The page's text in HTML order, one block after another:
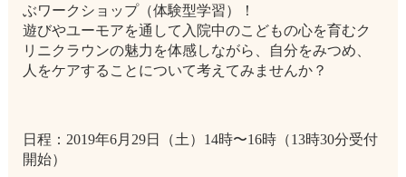
ぶワークショップ（体験型学習）！
遊びやユーモアを通して入院中のこどもの心を育むク
リニクラウンの魅力を体感しながら、自分をみつめ、
人をケアすることについて考えてみませんか？
日程：2019年6月29日（土）14時〜16時（13時30分受付
開始）